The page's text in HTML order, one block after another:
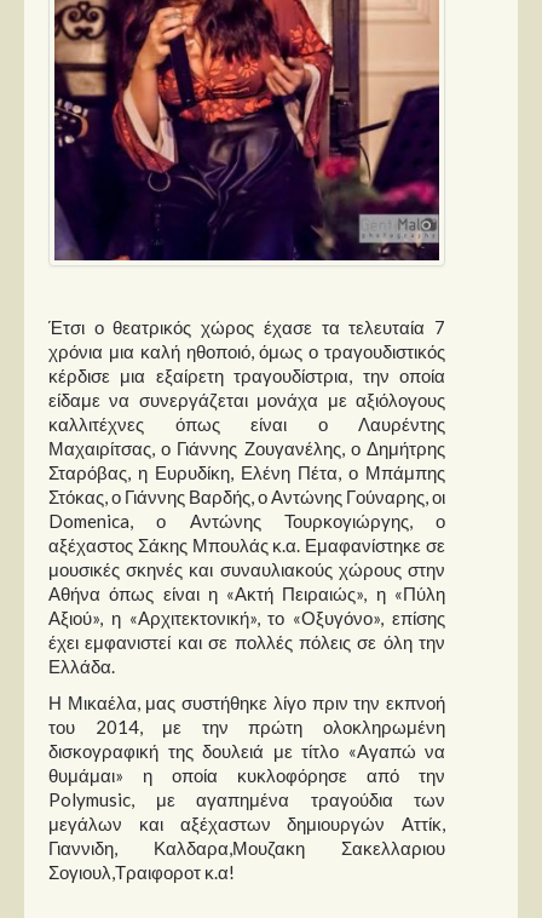
Έτσι ο θεατρικός χώρος έχασε τα τελευταία 7
χρόνια μια καλή ηθοποιό, όμως ο τραγουδιστικός
κέρδισε μια εξαίρετη τραγουδίστρια, την οποία
είδαμε να συνεργάζεται μονάχα με αξιόλογους
καλλιτέχνες όπως είναι ο Λαυρέντης
Μαχαιρίτσας, ο Γιάννης Ζουγανέλης, ο Δημήτρης
Σταρόβας, η Ευρυδίκη, Ελένη Πέτα, ο Μπάμπης
Στόκας, ο Γιάννης Βαρδής, ο Αντώνης Γούναρης, οι
Domenica, ο Αντώνης Τουρκογιώργης, ο
αξέχαστος Σάκης Μπουλάς κ.α. Εμαφανίστηκε σε
μουσικές σκηνές και συναυλιακούς χώρους στην
Αθήνα όπως είναι η «Ακτή Πειραιώς», η «Πύλη
Αξιού», η «Αρχιτεκτονική», το «Οξυγόνο», επίσης
έχει εμφανιστεί και σε πολλές πόλεις σε όλη την
Ελλάδα.
Η Μικαέλα, μας συστήθηκε λίγο πριν την εκπνοή
του 2014, με την πρώτη ολοκληρωμένη
δισκογραφική της δουλειά με τίτλο «Αγαπώ να
θυμάμαι» η οποία κυκλοφόρησε από την
Polymusic, με αγαπημένα τραγούδια των
μεγάλων και αξέχαστων δημιουργών Αττίκ,
Γιαννιδη, Καλδαρα,Μουζακη Σακελλαριου
Σογιουλ,Τραιφοροτ κ.α!